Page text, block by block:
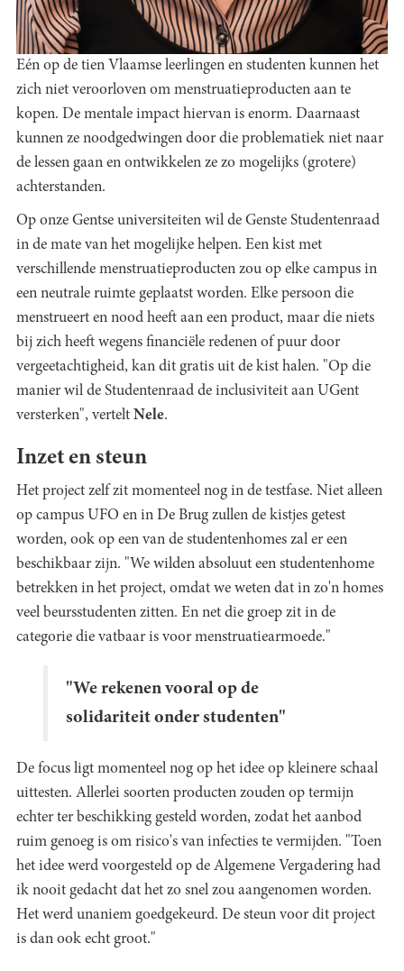
Eén op de tien Vlaamse leerlingen en studenten kunnen het
zich niet veroorloven om menstruatieproducten aan te
kopen. De mentale impact hiervan is enorm. Daarnaast
kunnen ze noodgedwingen door die problematiek niet naar
de lessen gaan en ontwikkelen ze zo mogelijks (grotere)
achterstanden.
Op onze Gentse universiteiten wil de Genste Studentenraad
in de mate van het mogelijke helpen. Een kist met
verschillende menstruatieproducten zou op elke campus in
een neutrale ruimte geplaatst worden. Elke persoon die
menstrueert en nood heeft aan een product, maar die niets
bij zich heeft wegens financiële redenen of puur door
vergeetachtigheid, kan dit gratis uit de kist halen. "Op die
manier wil de Studentenraad de inclusiviteit aan UGent
versterken", vertelt Nele.
Inzet en steun
Het project zelf zit momenteel nog in de testfase. Niet alleen
op campus UFO en in De Brug zullen de kistjes getest
worden, ook op een van de studentenhomes zal er een
beschikbaar zijn. "We wilden absoluut een studentenhome
betrekken in het project, omdat we weten dat in zo'n homes
veel beursstudenten zitten. En net die groep zit in de
categorie die vatbaar is voor menstruatiearmoede."
"We rekenen vooral op de
solidariteit onder studenten"
De focus ligt momenteel nog op het idee op kleinere schaal
uittesten. Allerlei soorten producten zouden op termijn
echter ter beschikking gesteld worden, zodat het aanbod
ruim genoeg is om risico's van infecties te vermijden. "Toen
het idee werd voorgesteld op de Algemene Vergadering had
ik nooit gedacht dat het zo snel zou aangenomen worden.
Het werd unaniem goedgekeurd. De steun voor dit project
is dan ook echt groot."